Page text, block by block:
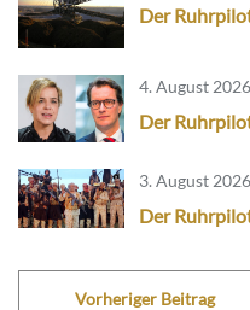
Der
4. August
Der
3. August
Der
Vorheriger Beitrag